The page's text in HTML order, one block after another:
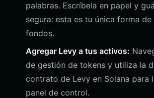
palabras. Escríbela en papel y
segura: esta es tu única forma
fondos.
Agregar Levy a tus activos:
de gestión de tokens y utiliza la
contrato de Levy en Solana para
panel de control.